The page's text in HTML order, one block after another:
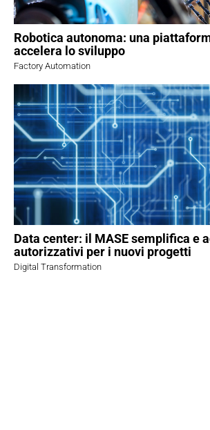
Robotica autonoma: una
accelera lo sviluppo
Factory Automation
Data center: il MASE semplifica e
autorizzativi per i nuovi progetti
Digital Transformation